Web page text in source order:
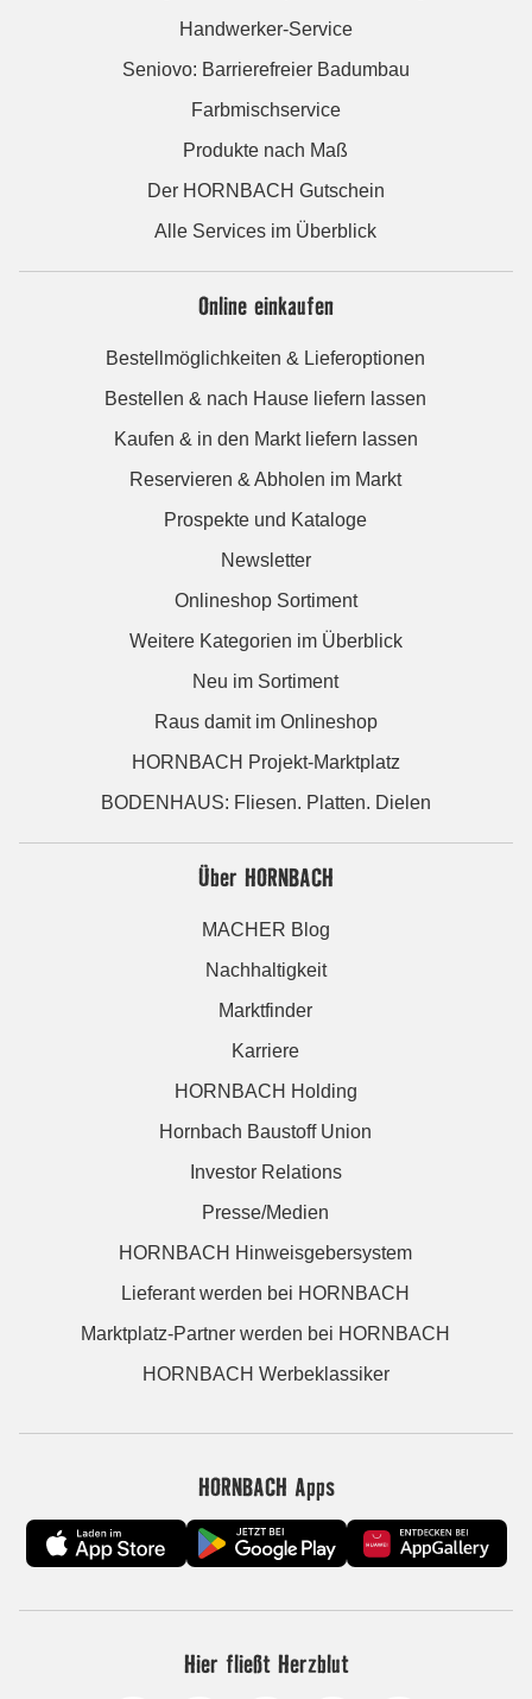
Handwerker-Service
Seniovo: Barrierefreier Badumbau
Farbmischservice
Produkte nach Maß
Der HORNBACH Gutschein
Alle Services im Überblick
Online einkaufen
Bestellmöglichkeiten & Lieferoptionen
Bestellen & nach Hause liefern lassen
Kaufen & in den Markt liefern lassen
Reservieren & Abholen im Markt
Prospekte und Kataloge
Newsletter
Onlineshop Sortiment
Weitere Kategorien im Überblick
Neu im Sortiment
Raus damit im Onlineshop
HORNBACH Projekt-Marktplatz
BODENHAUS: Fliesen. Platten. Dielen
Über HORNBACH
MACHER Blog
Nachhaltigkeit
Marktfinder
Karriere
HORNBACH Holding
Hornbach Baustoff Union
Investor Relations
Presse/Medien
HORNBACH Hinweisgebersystem
Lieferant werden bei HORNBACH
Marktplatz-Partner werden bei HORNBACH
HORNBACH Werbeklassiker
HORNBACH Apps
Hier fließt Herzblut